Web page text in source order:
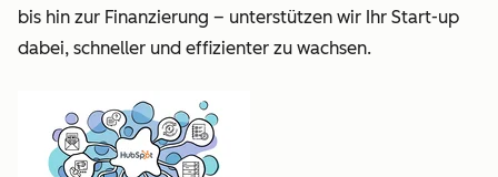
bis hin zur Finanzierung – unterstützen wir Ihr Start-up
dabei, schneller und effizienter zu wachsen.